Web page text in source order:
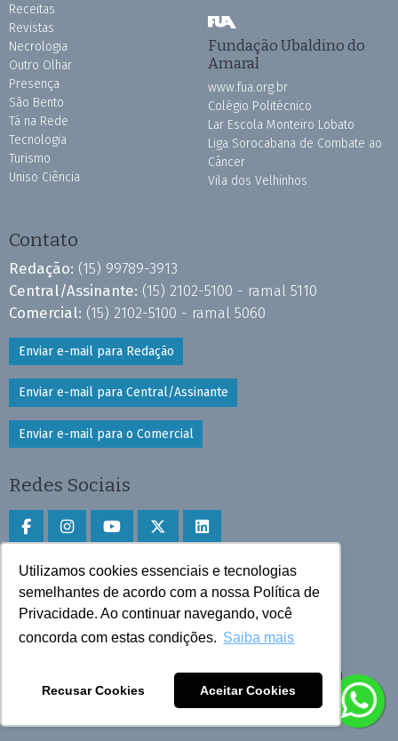
Utilizamos cookies essenciais e tecnologias
semelhantes de acordo com a nossa Política de
Privacidade. Ao continuar navegando, você
concorda com estas condições. Saiba mais
Recusar Cookies Aceitar Cookies
Receitas
Revistas
Necrologia
Outro Olhar
Presença
São Bento
Tá na Rede
Tecnologia
Turismo
Uniso Ciência
Fundação Ubaldino do
Amaral
www.fua.org.br
Colégio Politécnico
Lar Escola Monteiro Lobato
Liga Sorocabana de Combate ao
Câncer
Vila dos Velhinhos
Contato
Redação: (15) 99789-3913
Central/Assinante: (15) 2102-5100 - ramal 5110
Comercial: (15) 2102-5100 - ramal 5060
Enviar e-mail para Redação
Enviar e-mail para Central/Assinante
Enviar e-mail para o Comercial
Redes Sociais
Faça download do aplicativo
Play Store e App Store
Todos os direitos reservados © 2025 Cruzeiro do Sul